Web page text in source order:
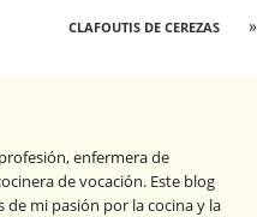
CLAFOUTIS DE CEREZAS »
enfermera de
de vocación. Este blog
de mi pasión por la cocina y la